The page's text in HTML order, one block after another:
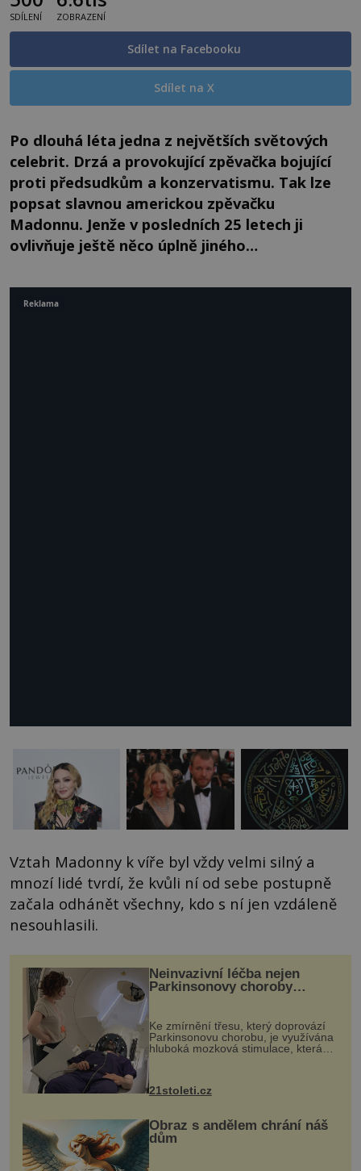
SDÍLENÍ ZOBRAZENÍ
Sdílet na Facebooku
Sdílet na X
Po dlouhá léta jedna z největších světových
celebrit. Drzá a provokující zpěvačka bojující
proti předsudkům a konzervatismu. Tak lze
popsat slavnou americkou zpěvačku
Madonnu. Jenže v posledních 25 letech ji
ovlivňuje ještě něco úplně jiného…
Vztah Madonny k víře byl vždy velmi silný a
mnozí lidé tvrdí, že kvůli ní od sebe postupně
začala odhánět všechny, kdo s ní jen vzdáleně
nesouhlasili.
Neinvazivní léčba nejen
Parkinsonovy choroby
Ke zmírnění třesu, který doprovází
Parkinsonovu chorobu, je využívána
hluboká mozková stimulace, která
však vyžaduje vysoce invazivní
zákrok. Ultrazvuk zase není vhodný
k dostatečně přesnému zacílení ...
21stoleti.cz
Obraz s andělem chrání náš
dům
Reklama